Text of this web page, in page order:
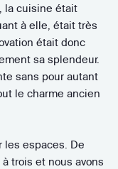
la cuisine était
à elle, était très
était donc
sa splendeur.
sans pour autant
le charme ancien
les espaces. De
trois et nous avons